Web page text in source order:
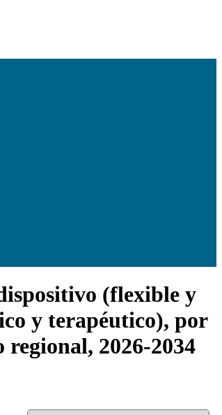
(flexible y
y terapéutico), por
2026-2034